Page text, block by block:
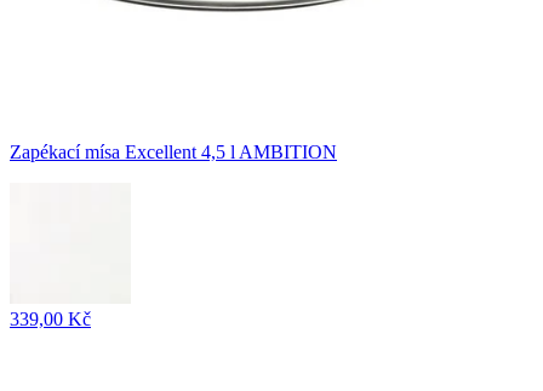
Zapékací mísa Excellent 4,5 l AMBITION
339,00 Kč